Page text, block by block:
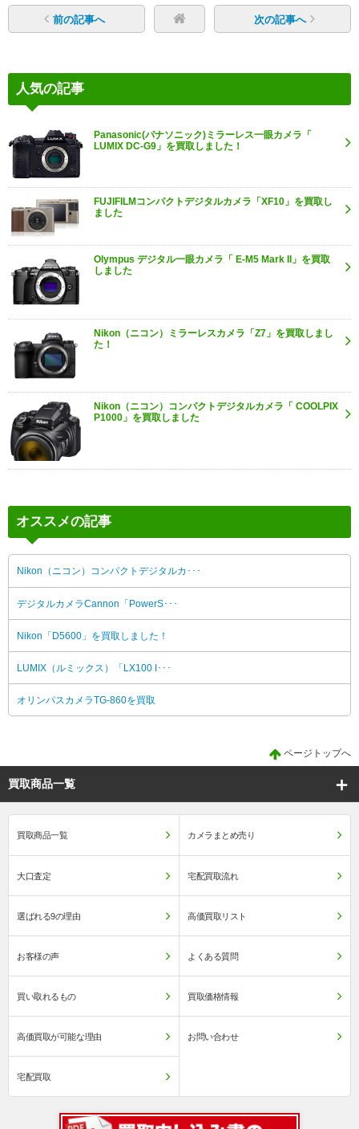
前の記事へ 次の記事へ
人気の記事
Panasonic(パナソニック)ミラーレス一眼カメラ「
LUMIX DC-G9」を買取しました！
FUJIFILMコンパクトデジタルカメラ「XF10」を買取し
ました
Olympus デジタル一眼カメラ「 E-M5 Mark II」を買取
しました
Nikon（ニコン）ミラーレスカメラ「Z7」を買取しまし
た！
Nikon（ニコン）コンパクトデジタルカメラ「 COOLPIX
P1000」を買取しました
オススメの記事
Nikon（ニコン）コンパクトデジタルカ･･･
デジタルカメラCannon「PowerS･･･
Nikon「D5600」を買取しました！
LUMIX（ルミックス）「LX100 I･･･
オリンパスカメラTG-860を買取
ページトップへ
買取商品一覧
買取商品一覧 カメラまとめ売り
大口査定 宅配買取流れ
選ばれる9の理由 高価買取リスト
お客様の声 よくある質問
買い取れるもの 買取価格情報
高価買取が可能な理由 お問い合わせ
宅配買取